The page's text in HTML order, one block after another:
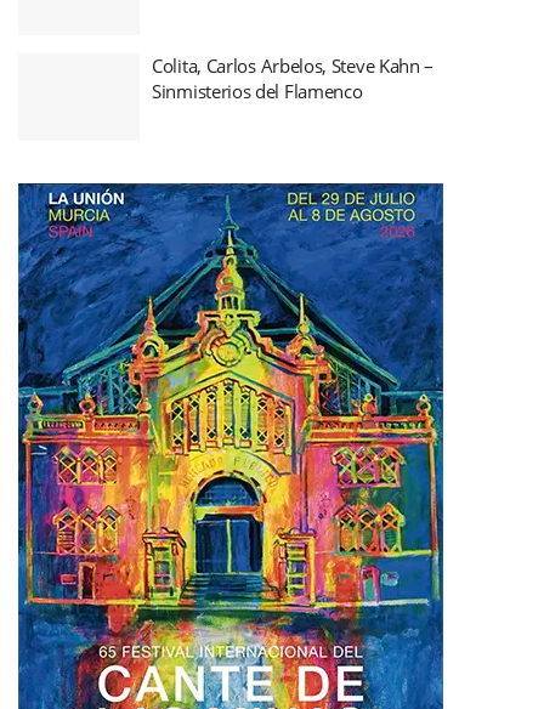
Colita, Carlos Arbelos, Steve Kahn –
Sinmisterios del Flamenco